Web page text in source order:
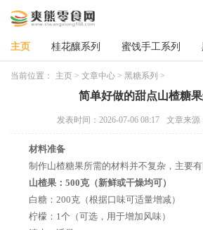
主页 桂花釀系列 蜜饯手工系列
当前位置： 主页 > 文章中心 > 黑糖系列 >
简单好做的甜点山楂糖
发表时间：2026-07-06 08:17 文章来源
材料准备
制作山楂糖果所需的材料并不复杂，主要
山楂果：500克（新鲜或干燥均可）
白糖：200克（根据口味可适量增减）
柠檬：1个（可选，用于增加风味）